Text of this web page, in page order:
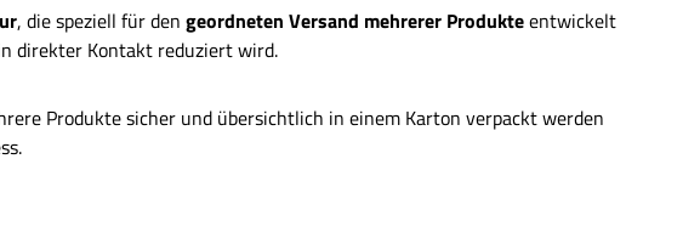
, die speziell für den geordneten Versand mehrerer Produkteentwickelt
direkter Kontakt reduziert wird.
Produkte sicher und übersichtlich in einem Karton verpackt werden